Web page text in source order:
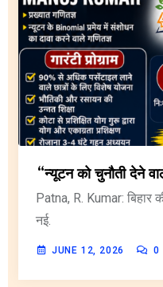
“न्यूटन को चुनौती देने
Patna, R. Kumar: बिहार
नई.
JUNE 12, 2026 0